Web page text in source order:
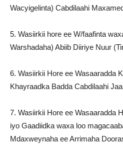
Wacyigelinta) Cabdilaahi
5. Wasiirkii hore ee W/faafinta
Warshadaha) Abiib Diiriye Nuur
6. Wasiirkii Hore ee Wasaaradda
Khayraadka Badda Cabdilaahi
7. Wasiirkii Hore ee Wasaaradda
iyo Gaadiidka waxa loo
Mdaxweynaha ee Arrimaha